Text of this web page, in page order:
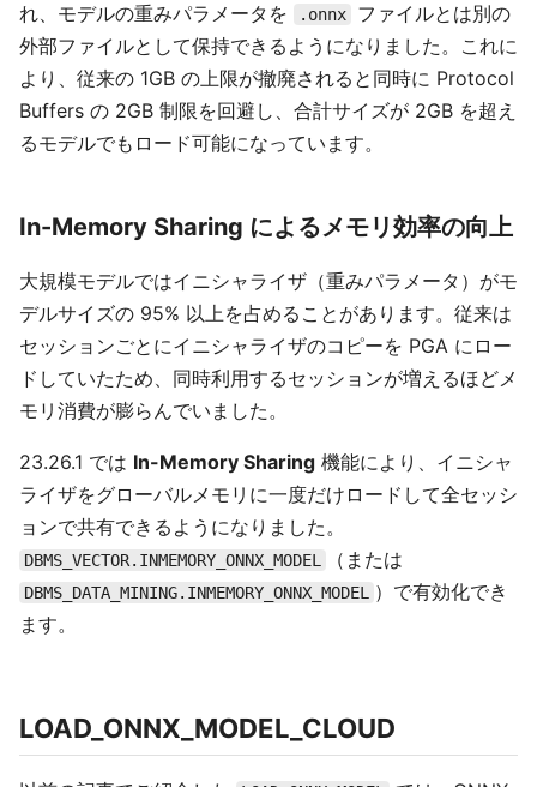
れ、モデルの重みパラメータを
.onnx
ファイルとは別の
外部ファイルとして保持できるようになりました。これに
より、従来の 1GB の上限が撤廃されると同時に Protocol
Buffers の 2GB 制限を回避し、合計サイズが 2GB を超え
るモデルでもロード可能になっています。
In-Memory Sharing によるメモリ効率の向上
大規模モデルではイニシャライザ（重みパラメータ）がモ
デルサイズの 95% 以上を占めることがあります。従来は
セッションごとにイニシャライザのコピーを PGA にロー
ドしていたため、同時利用するセッションが増えるほどメ
モリ消費が膨らんでいました。
23.26.1 では In-Memory Sharing 機能により、イニシャ
ライザをグローバルメモリに一度だけロードして全セッシ
ョンで共有できるようになりました。
DBMS_VECTOR.INMEMORY_ONNX_MODEL （または
DBMS_DATA_MINING.INMEMORY_ONNX_MODEL ）で有効化でき
ます。
LOAD_ONNX_MODEL_CLOUD